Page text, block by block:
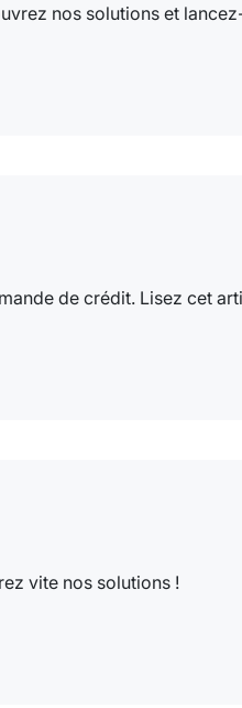
nos solutions et
de crédit. Lisez cet
vite nos solutions !